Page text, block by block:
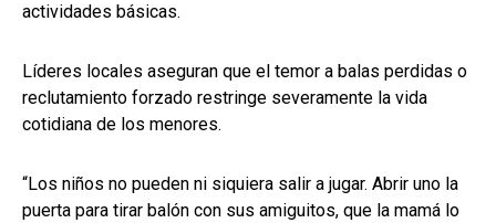
actividades básicas.
Líderes locales aseguran que el temor a balas perdidas o
reclutamiento forzado restringe severamente la vida
cotidiana de los menores.
“Los niños no pueden ni siquiera salir a jugar. Abrir uno la
puerta para tirar balón con sus amiguitos, que la mamá lo